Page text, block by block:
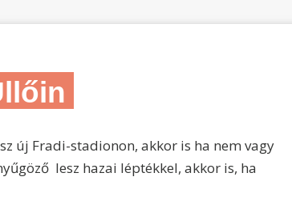
új Fradi-stadionon, akkor is ha nem vagy
lesz hazai léptékkel, akkor is, ha